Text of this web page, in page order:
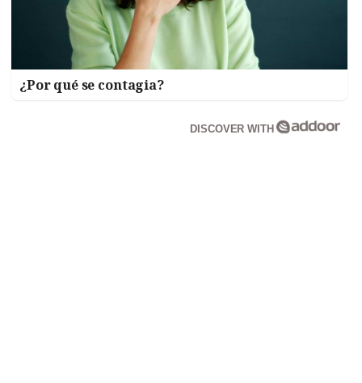
¿Por qué se contagia?
DISCOVER WITH